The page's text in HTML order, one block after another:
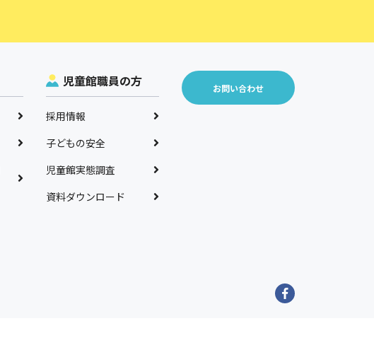
児童館職員の方
採用情報
子どもの安全
児童館実態調査
資料ダウンロード
お問い合わせ